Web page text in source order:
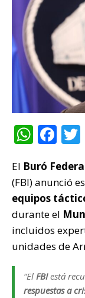
W
at
s
A
p
p
F
c
e
b
o
o
k
El Buró
(FBI) anunció
equipos
durante el
incluidos
unidades de
“El FBIestá
respuestas a